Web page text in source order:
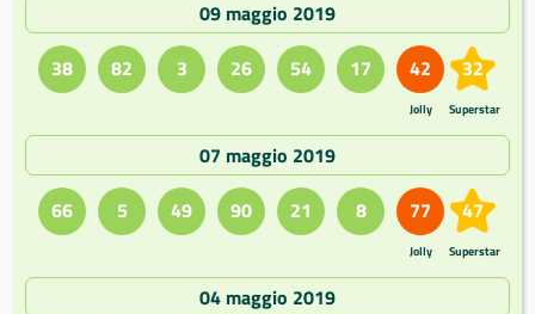
09 maggio 2019
38
82 3 26 54 17 42
Jolly
32
Superstar
07 maggio 2019
66
5 49 90 21 8 77
Jolly
47
Superstar
04 maggio 2019